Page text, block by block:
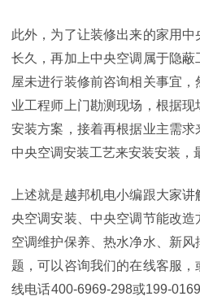
此外，为了让装修出来的家用
长久，再加上中央空调属于隐
屋未进行装修前咨询相关事宜
业工程师上门勘测现场，根据
安装方案，接着再根据业主需
中央空调安装工艺来安装安装，
上述就是越邦机电小编跟大家讲
央空调安装、中央空调节能改
空调维护保养、热水净水、新
题，可以咨询我们的在线客服
线电话400-6969-298或199-